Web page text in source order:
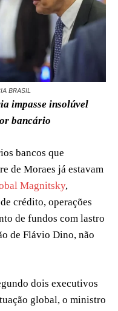
BRASIL
impasse insolúvel
bancário
bancos que
de Moraes já estavam
Magnitsky,
crédito, operações
de fundos com lastro
de Flávio Dino, não
dois executivos
global, o ministro